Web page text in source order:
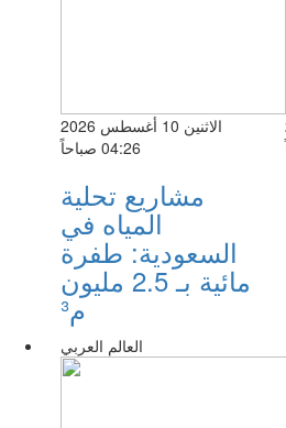
الاثنين 10 أغسطس 2026
04:26 صباحاً
مشاريع تحلية
المياه في
السعودية: طفرة
مائية بـ 2.5 مليون
م³
العالم العربي